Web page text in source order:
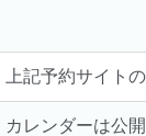
上記予約サイト
カレンダーは公